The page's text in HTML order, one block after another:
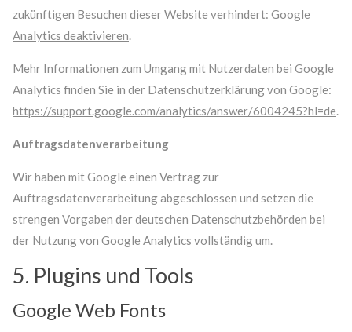
zukünftigen Besuchen dieser Website verhindert: Google
Analytics deaktivieren.
Mehr Informationen zum Umgang mit Nutzerdaten bei Google
Analytics finden Sie in der Datenschutzerklärung von Google:
https://support.google.com/analytics/answer/6004245?hl=de.
Auftragsdatenverarbeitung
Wir haben mit Google einen Vertrag zur
Auftragsdatenverarbeitung abgeschlossen und setzen die
strengen Vorgaben der deutschen Datenschutzbehörden bei
der Nutzung von Google Analytics vollständig um.
5. Plugins und Tools
Google Web Fonts